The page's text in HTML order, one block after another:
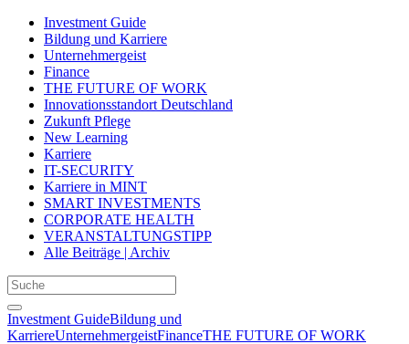
Investment Guide
Bildung und Karriere
Unternehmergeist
Finance
THE FUTURE OF WORK
Innovationsstandort Deutschland
Zukunft Pflege
New Learning
Karriere
IT-SECURITY
Karriere in MINT
SMART INVESTMENTS
CORPORATE HEALTH
VERANSTALTUNGSTIPP
Alle Beiträge | Archiv
Investment GuideBildung und
KarriereUnternehmergeistFinanceTHE FUTURE OF WORK